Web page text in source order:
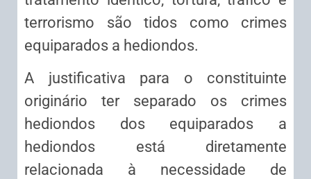
terrorismo são tidos como crimes
equiparados a hediondos.
A justificativa para o constituinte
originário ter separado os crimes
hediondos dos equiparados a
hediondos está diretamente
relacionada à necessidade de